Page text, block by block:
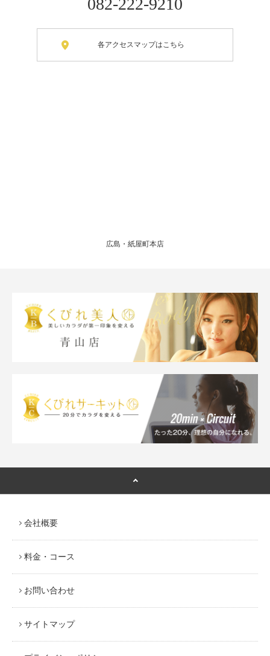
各アクセスマップはこちら
広島・紙屋町本店
会社概要
料金・コース
お問い合わせ
サイトマップ